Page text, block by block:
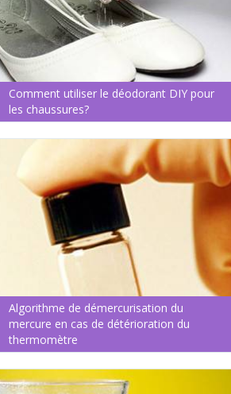
Comment utiliser le déodorant DIY pour
les chaussures?
Algorithme de démercurisation du
mercure en cas de détérioration du
thermomètre